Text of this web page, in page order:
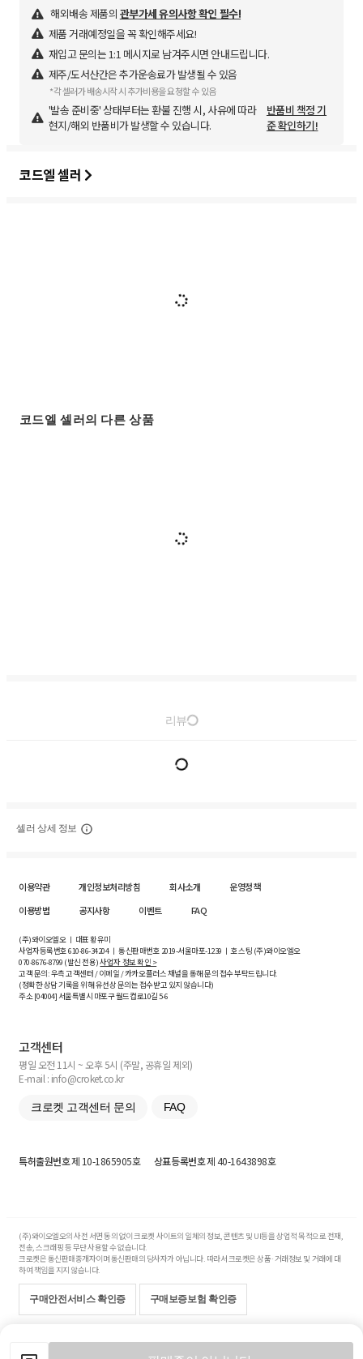
해외배송 제품의 관부가세 유의사항 확인 필수!
제품 거래예정일을 꼭 확인해주세요!
재입고 문의는 1:1 메시지로 남겨주시면 안내드립니다.
제주/도서산간은 추가운송료가 발생될 수 있음
*각 셀러가 배송시작 시 추가비용을 요청할 수 있음
'발송 준비중' 상태부터는 환불 진행 시, 사유에 따라
현지/해외 반품비가 발생할 수 있습니다.
반품비 책정 기
준 확인하기!
코드엘 셀러
코드엘 셀러의 다른 상품
리뷰
셀러 상세 정보
이용약관 개인정보처리방침 회사소개
운영정책
이용방법
공지사항 이벤트 FAQ
(주)와이오엘오 ㅣ 대표 황유미
사업자등록번호610-86-34204ㅣ 통신판매번호 2019-서울마포-1239 ㅣ 호스팅 (주)와이오엘오
070-8676-8799 (발신 전용)사업자 정보 확인 >
고객 문의: 우측 고객센터 / 이메일 / 카카오플러스 채널을 통해 문의 접수 부탁드립니다.
(정확한 상담 기록을 위해 유선상 문의는 접수받고 있지 않습니다)
주소 [04004] 서울특별시 마포구 월드컵로10길5-6
고객센터
평일 오전 11시 ~ 오후 5시 (주말, 공휴일 제외)
E-mail : info@croket.co.kr
크로켓 고객센터 문의 FAQ
특허출원번호제 10-1865905호 상표등록번호제 40-1643898호
(주)와이오엘오의 사전 서면 동의 없이 크로켓 사이트의 일체의 정보, 콘텐츠 및 UI등을 상업적 목적으로 전재,
전송, 스크래핑 등 무단 사용할 수 없습니다.
크로켓은 통신판매중개자이며 통신판매의 당사자가 아닙니다. 따라서 크로켓은 상품·거래정보 및 거래에 대
하여 책임을 지지 않습니다.
구매안전서비스 확인증 구매보증보험 확인증